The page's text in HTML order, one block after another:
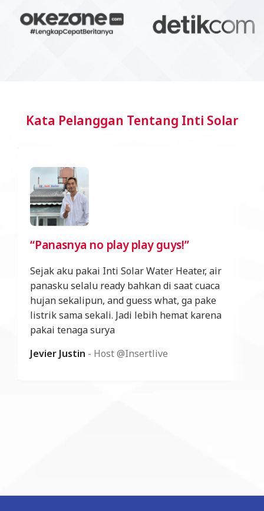
Kata Pelanggan Tentang Inti Solar
“Panasnya no play play guys!”
Sejak aku pakai Inti Solar Water Heater, air
panasku selalu ready bahkan di saat cuaca
hujan sekalipun, and guess what, ga pake
listrik sama sekali. Jadi lebih hemat karena
pakai tenaga surya
Jevier Justin
Host @Insertlive